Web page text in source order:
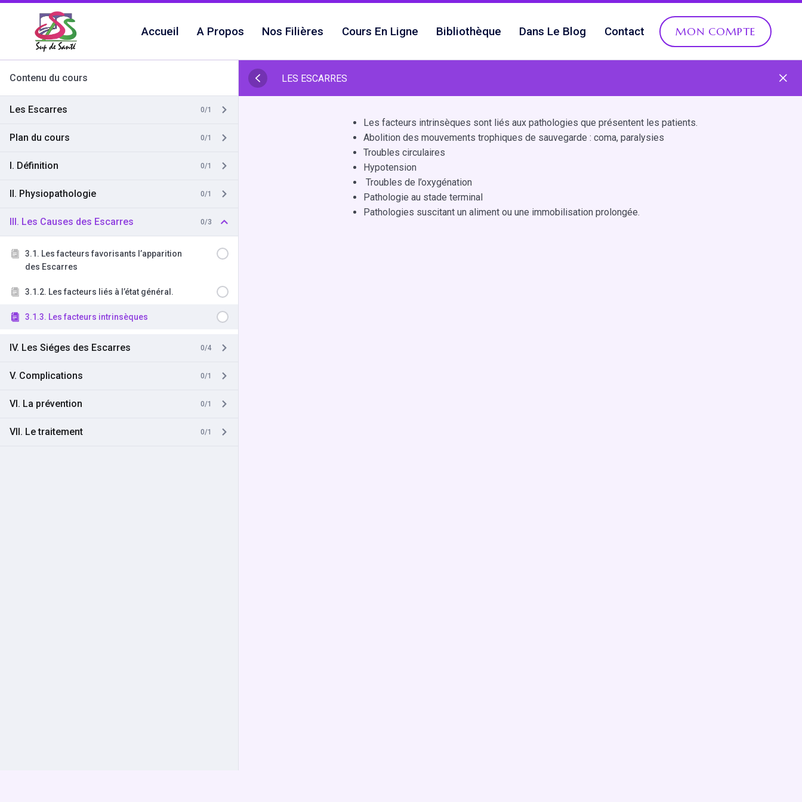
contenu
Accueil A Propos Nos Filières Cours En Ligne Bibliothèque Dans Le Blog Contact MON COMPTE
Contenu du cours
Les Escarres 0/1
Plan du cours 0/1
I. Définition 0/1
II. Physiopathologie 0/1
III. Les Causes des Escarres 0/3
3.1. Les facteurs favorisants l’apparition
des Escarres
3.1.2. Les facteurs liés à l’état général.
3.1.3. Les facteurs intrinsèques
IV. Les Siéges des Escarres 0/4
V. Complications 0/1
VI. La prévention 0/1
VII. Le traitement 0/1
LES ESCARRES
Les facteurs intrinsèques sont liés aux pathologies que présentent les patients.
Abolition des mouvements trophiques de sauvegarde : coma, paralysies
Troubles circulaires
Hypotension
Troubles de l’oxygénation
Pathologie au stade terminal
Pathologies suscitant un aliment ou une immobilisation prolongée.